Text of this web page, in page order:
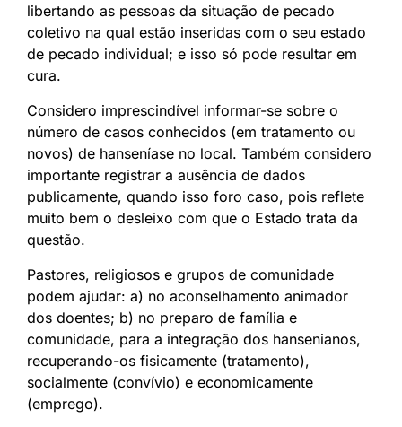
libertando as pessoas da situação de pecado
coletivo na qual estão inseridas com o seu estado
de pecado individual; e isso só pode resultar em
cura.
Considero imprescindível informar-se sobre o
número de casos conhecidos (em tratamento ou
novos) de hanseníase no local. Também considero
importante registrar a ausência de dados
publicamente, quando isso foro caso, pois reflete
muito bem o desleixo com que o Estado trata da
questão.
Pastores, religiosos e grupos de comunidade
podem ajudar: a) no aconselhamento animador
dos doentes; b) no preparo de família e
comunidade, para a integração dos hansenianos,
recuperando-os fisicamente (tratamento),
socialmente (convívio) e economicamente
(emprego).